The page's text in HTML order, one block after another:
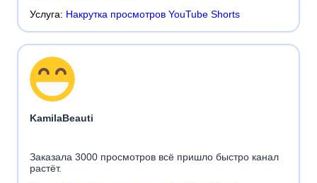
Услуга: Накрутка просмотров YouTube Shorts
KamilaBeauti
Заказала 3000 просмотров всё пришло быстро канал
растёт.